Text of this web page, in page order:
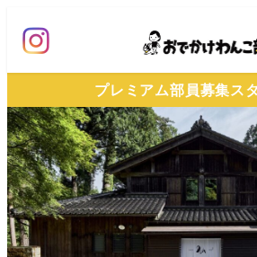
ン
ン
テ
ン
ツ
へ
移
プレミアム部員募集ス